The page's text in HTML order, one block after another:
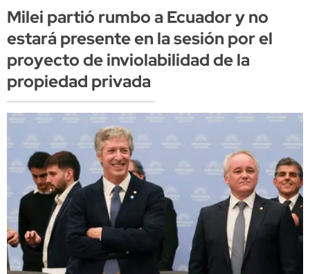
Milei partió rumbo a Ecuador y no
estará presente en la sesión por el
proyecto de inviolabilidad de la
propiedad privada